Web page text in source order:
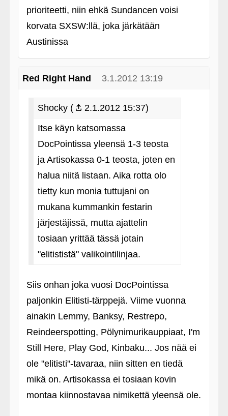
prioriteetti, niin ehkä Sundancen voisi
korvata SXSW:llä, joka järkätään
Austinissa
Red Right Hand 3.1.2012 13:19
Shocky (
2.1.2012 15:37)
Itse käyn katsomassa
DocPointissa yleensä 1-3 teosta
ja Artisokassa 0-1 teosta, joten en
halua niitä listaan. Aika rotta olo
tietty kun monia tuttujani on
mukana kummankin festarin
järjestäjissä, mutta ajattelin
tosiaan yrittää tässä jotain
"elitististä" valikointilinjaa.
Siis onhan joka vuosi DocPointissa
paljonkin Elitisti-tärppejä. Viime vuonna
ainakin Lemmy, Banksy, Restrepo,
Reindeerspotting, Pölynimurikauppiaat, I'm
Still Here, Play God, Kinbaku... Jos nää ei
ole "elitisti"-tavaraa, niin sitten en tiedä
mikä on. Artisokassa ei tosiaan kovin
montaa kiinnostavaa nimikettä yleensä ole.